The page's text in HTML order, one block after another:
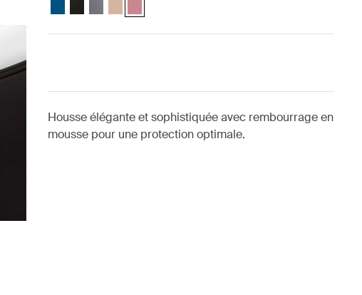
Housse élégante et sophistiquée avec rembourrage en
mousse pour une protection optimale.